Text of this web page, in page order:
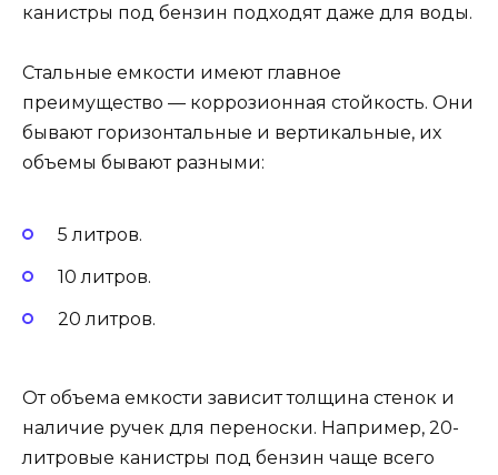
канистры под бензин подходят даже для воды.
Стальные емкости имеют главное
преимущество — коррозионная стойкость. Они
бывают горизонтальные и вертикальные, их
объемы бывают разными:
5 литров.
10 литров.
20 литров.
От объема емкости зависит толщина стенок и
наличие ручек для переноски. Например, 20-
литровые канистры под бензин чаще всего